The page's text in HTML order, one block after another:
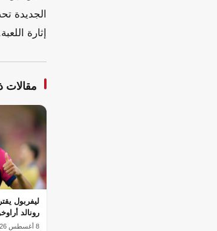
الجديدة
إثارة
مقالات
ليفربول
رونالد
8 أغسطس 2026